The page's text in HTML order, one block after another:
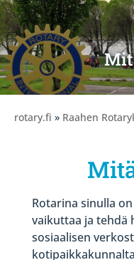
rotary.fi » Raahen
Rotarina sinulla
vaikuttaa ja tehdä
sosiaalisen